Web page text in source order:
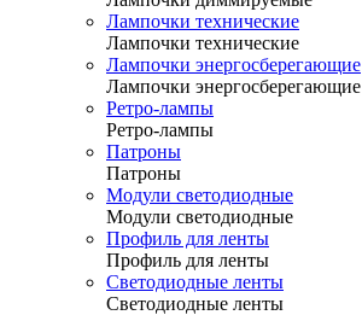
Лампочки технические
Лампочки технические
Лампочки энергосберегающие
Лампочки энергосберегающие
Ретро-лампы
Ретро-лампы
Патроны
Патроны
Модули светодиодные
Модули светодиодные
Профиль для ленты
Профиль для ленты
Светодиодные ленты
Светодиодные ленты